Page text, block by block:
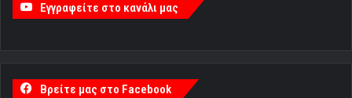
Εγγραφείτε στο κανάλι μας
Βρείτε μας στο Facebook